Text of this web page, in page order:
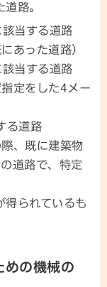
路。
当する道路
あった道路）
当する道路
定をした4メー
る道路
、既に建築物
道路で、特定
られているも
めの機械の